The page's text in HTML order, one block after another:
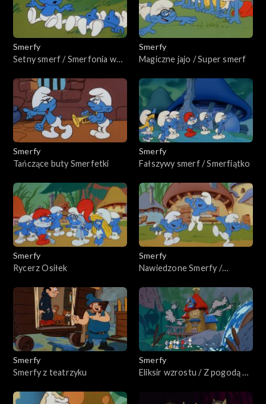
Smerfy
Setny smerf / Smerfonia w
Smerfy
Magiczne jajo / Super smerf
Smerfy
Tańczące buty Smerfetki
Smerfy
Fałszywy smerf / Smerfiątko
Smerfy
Rycerz Osiłek
Smerfy
Nawiedzone Smerfy /
Smerfy
Smerfy z teatrzyku
Smerfy
Eliksir wzrostu / Z pogodą na